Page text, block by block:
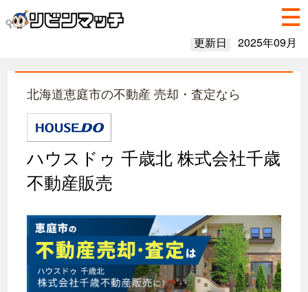
更新日 2025年09月
北海道恵庭市の不動産 売却・査定なら
ハウスドゥ 千歳北 株式会社千歳
不動産販売